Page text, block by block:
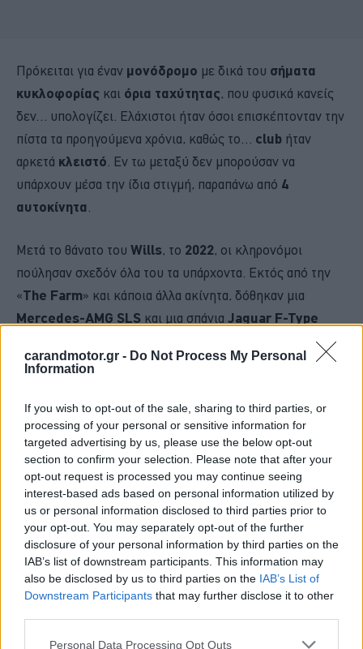
carandmotor.gr - Do Not Process My Personal
Information
If you wish to opt-out of the sale, sharing to third parties, or
processing of your personal or sensitive information for
targeted advertising by us, please use the below opt-out
section to confirm your selection. Please note that after your
opt-out request is processed you may continue seeing
interest-based ads based on personal information utilized by
us or personal information disclosed to third parties prior to
your opt-out. You may separately opt-out of the further
disclosure of your personal information by third parties on the
IAB’s list of downstream participants. This information may
also be disclosed by us to third parties on the IAB’s List of
Downstream Participants that may further disclose it to other
Please note that this website/app uses one or more Google
Personal Data Processing Opt Outs
Πρόκειται για έναν μονόδρομο με δικά του σήματα
κυκλοφορίας και όρια ταχύτητας, που φυσικά κανείς
δεν… υπολογίζει. Ελάχιστοι ήταν όσοι επισκέπτονταν την
πίστα τα προηγούμενα χρόνια, καθώς το… club ήταν
αρκετά κλειστό . Εν τω μεταξύ δεν μπορούσαν να
υπάρχουν μέσα την ίδια στιγμή, παραπάνω από 4
αυτοκίνητα
Μετά το θάνατο του Wills, το 2022, οι κληρονόμοι
πούλησαν σχεδόν όλα του τα υπάρχοντα. Εκτός από την
«The Farm» και κάποια άλλα ακίνητα, δόθηκαν μια
Mercedes-AMG SLS και μια σπάνια Jaguar F-Type
70 North»
και ανήκει στην περιουσία ενόςσυλλέκτη μοντέλων
διάφορεςεκδηλώσεις , επιτρέποντας στον κόσμο να την
επισκεφθεί.
Διαβάστε επίσης